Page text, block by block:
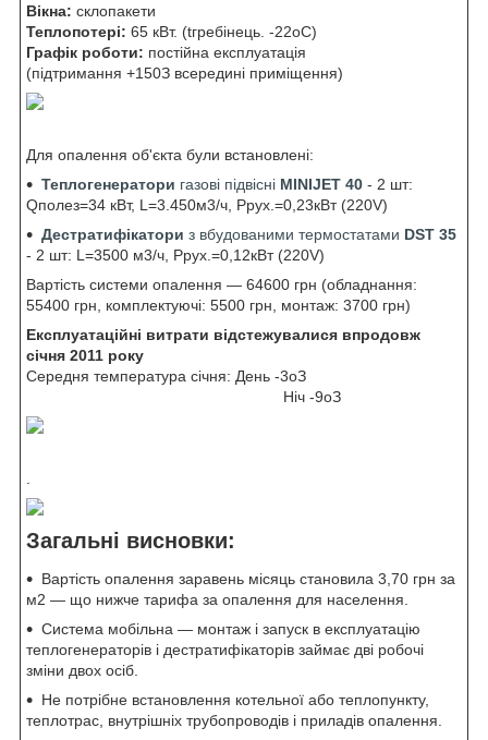
Вікна: склопакети
Теплопотері: 65 кВт. (tгребінець. -22oС)
Графік роботи: постійна експлуатація
(підтримання +150З всередині приміщення)
Для опалення об'єкта були встановлені:
Теплогенератори газові підвісні MINIJET 40 - 2 шт:
Qполез=34 кВт, L=3.450м3/ч, Pрух. =0,23кВт (220V)
Дестратифікатори з вбудованими термостатами DST 35
- 2 шт: L=3500 м3/ч, Pрух. =0,12кВт (220V)
Вартість системи опалення — 64600 грн (обладнання:
55400 грн, комплектуючі: 5500 грн, монтаж: 3700 грн)
Експлуатаційні витрати відстежувалися впродовж
січня 2011 року
Середня температура січня: День -3оЗ
Ніч -9оЗ
Загальні висновки:
Вартість опалення заравень місяць становила 3,70 грн за
м2 — що нижче тарифа за опалення для населення.
Система мобільна — монтаж і запуск в експлуатацію
теплогенераторів і дестратифікаторів займає дві робочі
зміни двох осіб.
Не потрібне встановлення котельної або теплопункту,
теплотрас, внутрішніх трубопроводів і приладів опалення.